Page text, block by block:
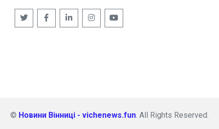
© Новини Вінниці - vichenews.fun. All Rights Reserved.